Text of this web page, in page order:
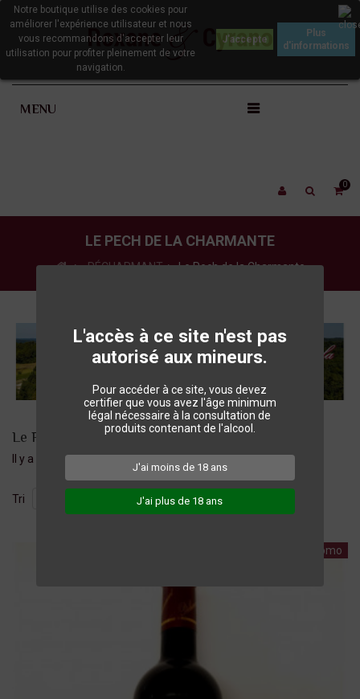
0
Notre boutique utilise des cookies pour
améliorer l'expérience utilisateur et nous
vous recommandons d'accepter leur
utilisation pour profiter pleinement de votre
navigation.
Plus
d'informations
MENU
L'accès à ce site n'est pas
autorisé aux mineurs.
Pour accéder à ce site, vous devez
certifier que vous avez l'âge minimum
légal nécessaire à la consultation de
produits contenant de l'alcool.
J'ai moins de 18 ans
J'ai plus de 18 ans
LE PECH DE LA CHARMANTE
> PÉCHARMANT > Le Pech de la Charmante
Le Pech de la Charmante
Il y a 1 produit.
Tri
Promo